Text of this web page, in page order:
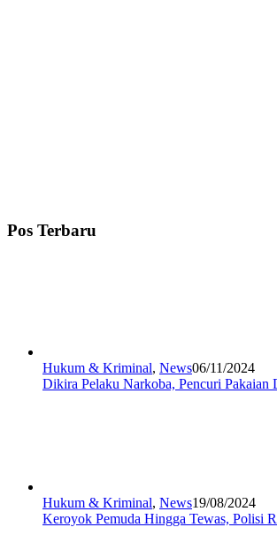
Pos Terbaru
Hukum & Kriminal, News06/11/2024
Dikira Pelaku Narkoba, Pencuri
Hukum & Kriminal, News19/08/2024
Keroyok Pemuda Hingga Tewas, Polisi